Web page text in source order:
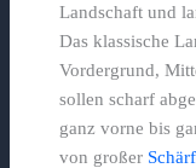
Landschaft und
Das klassische
Vordergrund,
sollen scharf
ganz vorne bis
von großer